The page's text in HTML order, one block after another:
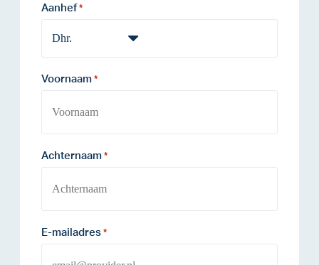
Aanhef *
Voornaam *
Achternaam *
E-mailadres *